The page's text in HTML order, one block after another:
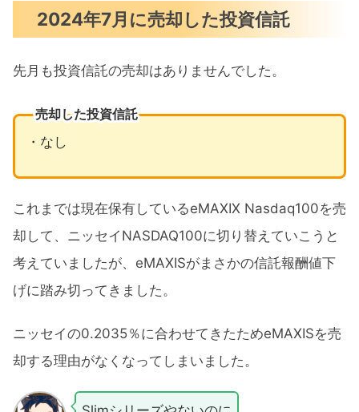
2024年7月に売却した投資信託
先月も投資信託の売却はありませんでした。
売却した投資信託
・なし
これまでは現在保有しているeMAXIX Nasdaq100を売
却して、ニッセイNASDAQ100に切り替えていこうと
考えていましたが、eMAXISがまさかの信託報酬値下
げに踏み切ってきました。
ニッセイの0.2035％に合わせてきたためeMAXISを売
却する理由がなくなってしまいました。